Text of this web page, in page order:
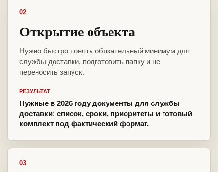
02
Открытие объекта
Нужно быстро понять обязательный минимум для
службы доставки, подготовить папку и не
переносить запуск.
РЕЗУЛЬТАТ
Нужные в 2026 году документы для службы
доставки: список, сроки, приоритеты и готовый
комплект под фактический формат.
03